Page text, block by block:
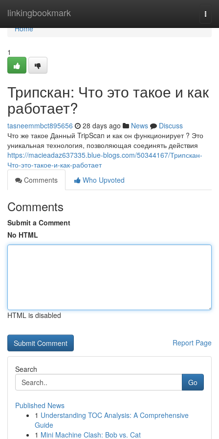
linkingbookmark
Home
Home
1
Трипскан: Что это такое и как
работает?
tasneemmbct895656 28 days ago News
Discuss
Что же такое Данный TripScan и как он функционирует ? Это
уникальная технология, позволяющая соединять действия
https://macieadaz637335.blue-blogs.com/50344167/Трипскан-
Что-это-такое-и-как-работает
Comments
Who Upvoted
Comments
Submit a Comment
No HTML
HTML is disabled
Report Page
Search
Go
Published News
1 Understanding TOC Analysis: A Comprehensive
Guide
1 Mini Machine Clash: Bob vs. Cat